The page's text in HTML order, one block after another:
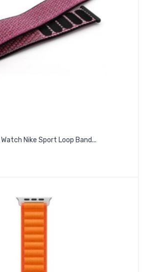
Nike Sport Loop Band...